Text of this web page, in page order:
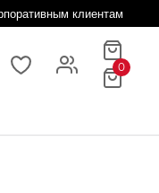
клиентам
0